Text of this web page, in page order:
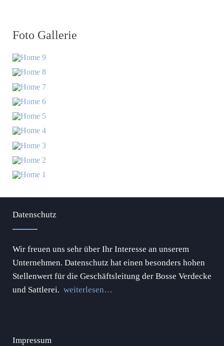
Foto Gallerie
Datenschutz
Wir freuen uns sehr über Ihr Interesse an unserem
Unternehmen. Datenschutz hat einen besonders hohen
Stellenwert für die Geschäftsleitung der Bosse Verdecke
und Sattlerei. weiterlesen…
Impressum